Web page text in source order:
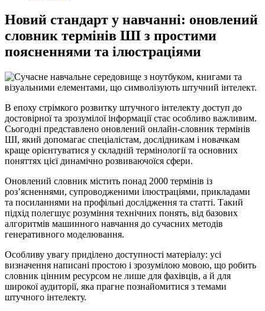
Новий стандарт у навчанні: оновлений
словник термінів ШІ з простими
поясненнями та ілюстраціями
В епоху стрімкого розвитку штучного інтелекту доступ до
достовірної та зрозумілої інформації стає особливо важливим.
Сьогодні представлено оновлений онлайн-словник термінів
ШІ, який допомагає спеціалістам, дослідникам і новачкам
краще орієнтуватися у складній термінології та основних
поняттях цієї динамічно розвиваючоїся сфери.
Оновлений словник містить понад 2000 термінів із
роз’ясненнями, супроводженими ілюстраціями, прикладами
та посиланнями на профільні дослідження та статті. Такий
підхід полегшує розуміння технічних понять, від базових
алгоритмів машинного навчання до сучасних методів
генеративного моделювання.
Особливу увагу приділено доступності матеріалу: усі
визначення написані простою і зрозумілою мовою, що робить
словник цінним ресурсом не лише для фахівців, а й для
широкої аудиторії, яка прагне познайомитися з темами
штучного інтелекту.